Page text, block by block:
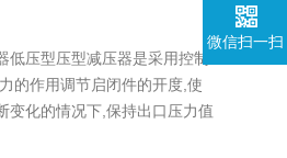
压型压型减压器是采用控制
的作用调节启闭件的开度,使
变化的情况下,保持出口压力值
微信扫一扫